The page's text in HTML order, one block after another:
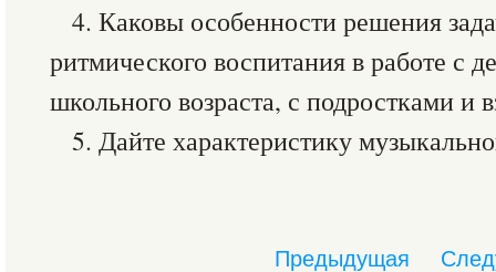
4. Каковы особенности решения
ритмического воспитания в работе с
школьного возраста, с подростками и
5. Дайте характеристику
Предыдущая